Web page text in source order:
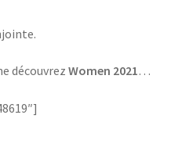
découvrez Women 2021…